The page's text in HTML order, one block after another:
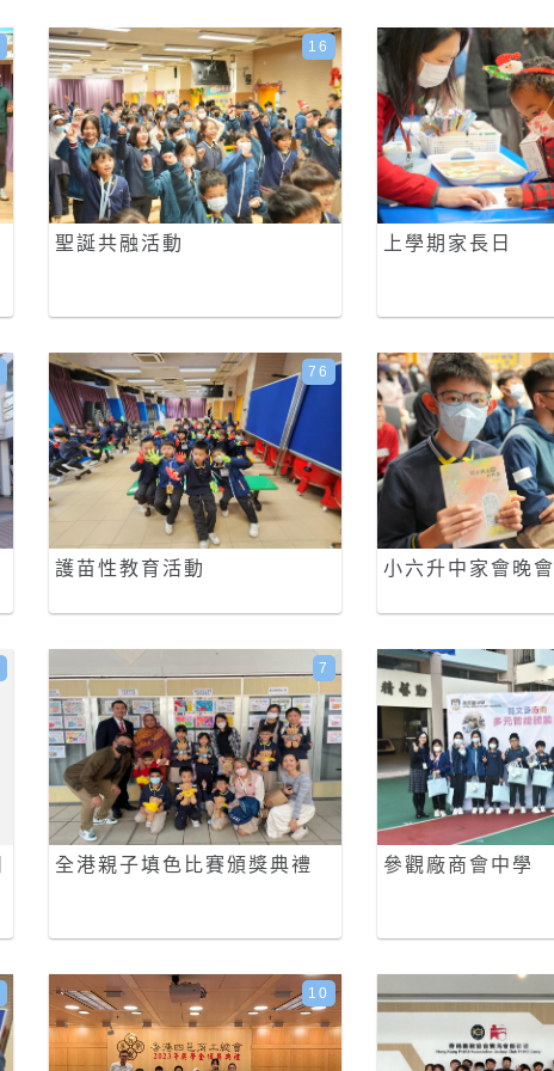
聖誕共融活動
16
上學期家長日
護苗性教育活動
76
小六升中家會晚會
全港親子填色比賽頒獎典禮
7
參觀廠商會中學
10